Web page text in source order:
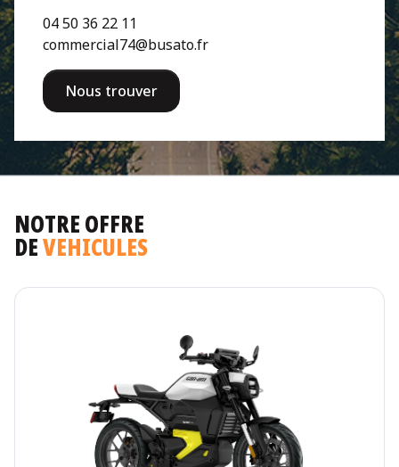
04 50 36 22 11
commercial74@busato.fr
Nous trouver
NOTRE OFFRE
DEVEHICULES